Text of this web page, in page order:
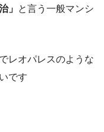
」 と言う一般マンシ
レオパレスのような
です